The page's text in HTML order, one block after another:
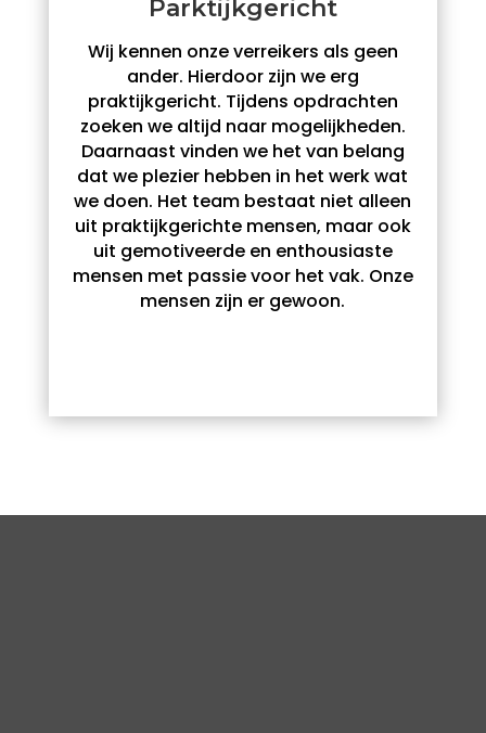
Parktijkgericht
Wij kennen onze verreikers als geen
ander. Hierdoor zijn we erg
praktijkgericht. Tijdens opdrachten
zoeken we altijd naar mogelijkheden.
Daarnaast vinden we het van belang
dat we plezier hebben in het werk wat
we doen. Het team bestaat niet alleen
uit praktijkgerichte mensen, maar ook
uit gemotiveerde en enthousiaste
mensen met passie voor het vak. Onze
mensen zijn er gewoon.